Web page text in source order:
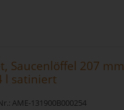
Saucenlöffel 207 mm
l satiniert
AME-131900B000254